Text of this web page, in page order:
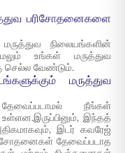
பரிசோதனைகளை
நிலையங்களின்
உங்கள் மருத்துவ
வேண்டும்.
மருத்துவ
நீங்கள்
உள்ளன.இருப்பினும், இந்தத்
இடர் கவரேஜ்
தேவைப்படாத